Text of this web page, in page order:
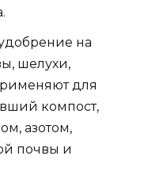
на
шелухи,
для
компост,
азотом,
почвы и